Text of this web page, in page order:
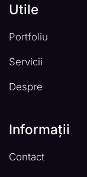
Utile
Portfoliu
Servicii
Despre
Informații
Contact